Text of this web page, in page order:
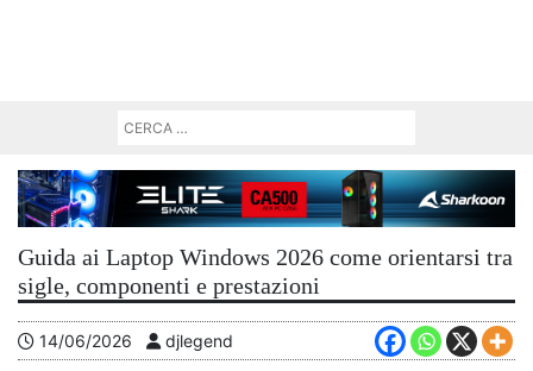
Guida ai Laptop Windows 2026 come orientarsi tra
sigle, componenti e prestazioni
14/06/2026 djlegend